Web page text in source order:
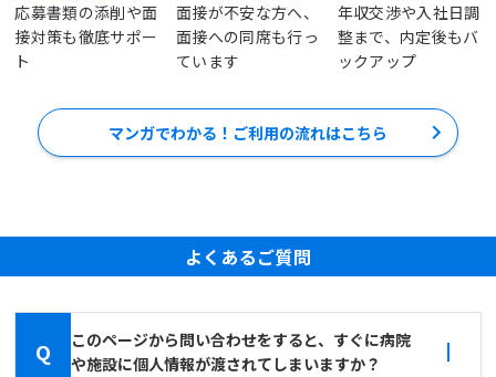
応募書類の添削や面
接対策も徹底サポー
ト
面接が不安な方へ、
面接への同席も行っ
ています
年収交渉や入社日調
整まで、内定後もバ
ックアップ
マンガでわかる！ご利用の流れはこちら
よくあるご質問
Q
このページから問い合わせをすると、すぐに病院
や施設に個人情報が渡されてしまいますか？